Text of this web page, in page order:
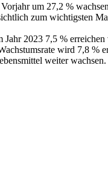
um 27,2 %
zum wichtigsten
Jahr 2023 7,5 %
wird 7,8 %
weiter wachsen.